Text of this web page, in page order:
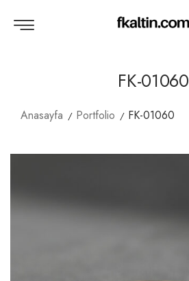
FK-01060
Anasayfa Portfolio FK-01060